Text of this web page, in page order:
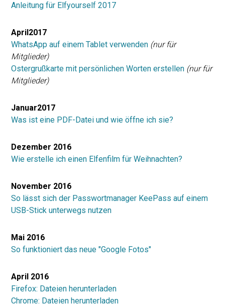
Anleitung für Elfyourself 2017
April2017
WhatsApp auf einem Tablet verwenden (nur für
Mitglieder)
Ostergrußkarte mit persönlichen Worten erstellen (nur für
Mitglieder)
Januar2017
Was ist eine PDF-Datei und wie öffne ich sie?
Dezember 2016
Wie erstelle ich einen Elfenfilm für Weihnachten?
November 2016
So lässt sich der Passwortmanager KeePass auf einem
USB-Stick unterwegs nutzen
Mai 2016
So funktioniert das neue "Google Fotos"
April 2016
Firefox: Dateien herunterladen
Chrome: Dateien herunterladen